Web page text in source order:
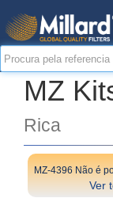
MZ
Rica
MZ-4396 Não é
Ver